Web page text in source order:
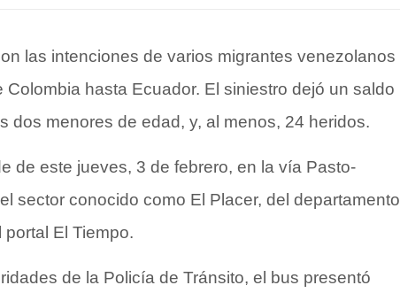
las intenciones de varios migrantes venezolanos
hasta Ecuador. El siniestro dejó un saldo
dos menores de edad, y, al menos, 24 heridos.
de este jueves, 3 de febrero, en la vía Pasto-
sector conocido como El Placer, del departamento
El Tiempo.
de la Policía de Tránsito, el bus presentó